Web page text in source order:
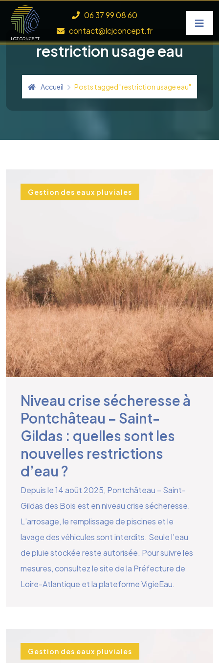
06 37 99 08 60
contact@lcjconcept.fr
Skip to content
restriction usage eau
Accueil Posts tagged "restriction usage eau"
Gestion des eaux pluviales
Niveau crise sécheresse à
Pontchâteau – Saint-
Gildas : quelles sont les
nouvelles restrictions
d’eau ?
Depuis le 14 août 2025, Pontchâteau – Saint-
Gildas des Bois est en niveau crise sécheresse.
L’arrosage, le remplissage de piscines et le
lavage des véhicules sont interdits. Seule l’eau
de pluie stockée reste autorisée. Pour suivre les
mesures, consultez le site de la Préfecture de
Loire-Atlantique et la plateforme VigieEau.
Gestion des eaux pluviales